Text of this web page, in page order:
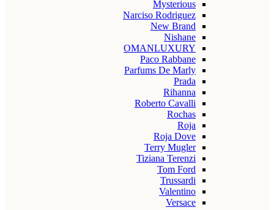
Mysterious
Narciso Rodriguez
New Brand
Nishane
OMANLUXURY
Paco Rabbane
Parfums De Marly
Prada
Rihanna
Roberto Cavalli
Rochas
Roja
Roja Dove
Terry Mugler
Tiziana Terenzi
Tom Ford
Trussardi
Valentino
Versace